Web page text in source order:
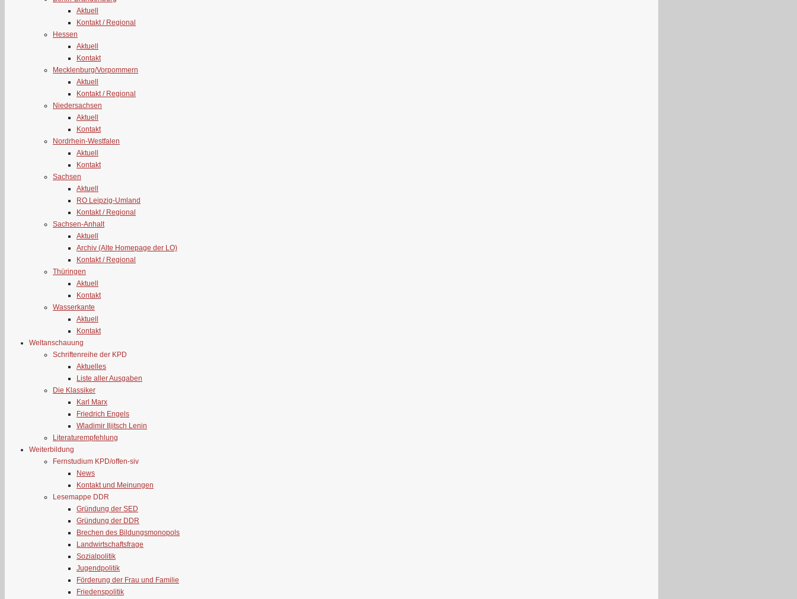
Aktuell
Kontakt / Regional
Hessen
Aktuell
Kontakt
Mecklenburg/Vorpommern
Aktuell
Kontakt / Regional
Niedersachsen
Aktuell
Kontakt
Nordrhein-Westfalen
Aktuell
Kontakt
Sachsen
Aktuell
RO Leipzig-Umland
Kontakt / Regional
Sachsen-Anhalt
Aktuell
Archiv (Alte Homepage der LO)
Kontakt / Regional
Thüringen
Aktuell
Kontakt
Wasserkante
Aktuell
Kontakt
Weltanschauung
Schriftenreihe der KPD
Aktuelles
Liste aller Ausgaben
Die Klassiker
Karl Marx
Friedrich Engels
Wladimir Iljitsch Lenin
Literaturempfehlung
Weiterbildung
Fernstudium KPD/offen-siv
News
Kontakt und Meinungen
Lesemappe DDR
Gründung der SED
Gründung der DDR
Brechen des Bildungsmonopols
Landwirtschaftsfrage
Sozialpolitik
Jugendpolitik
Förderung der Frau und Familie
Friedenspolitik